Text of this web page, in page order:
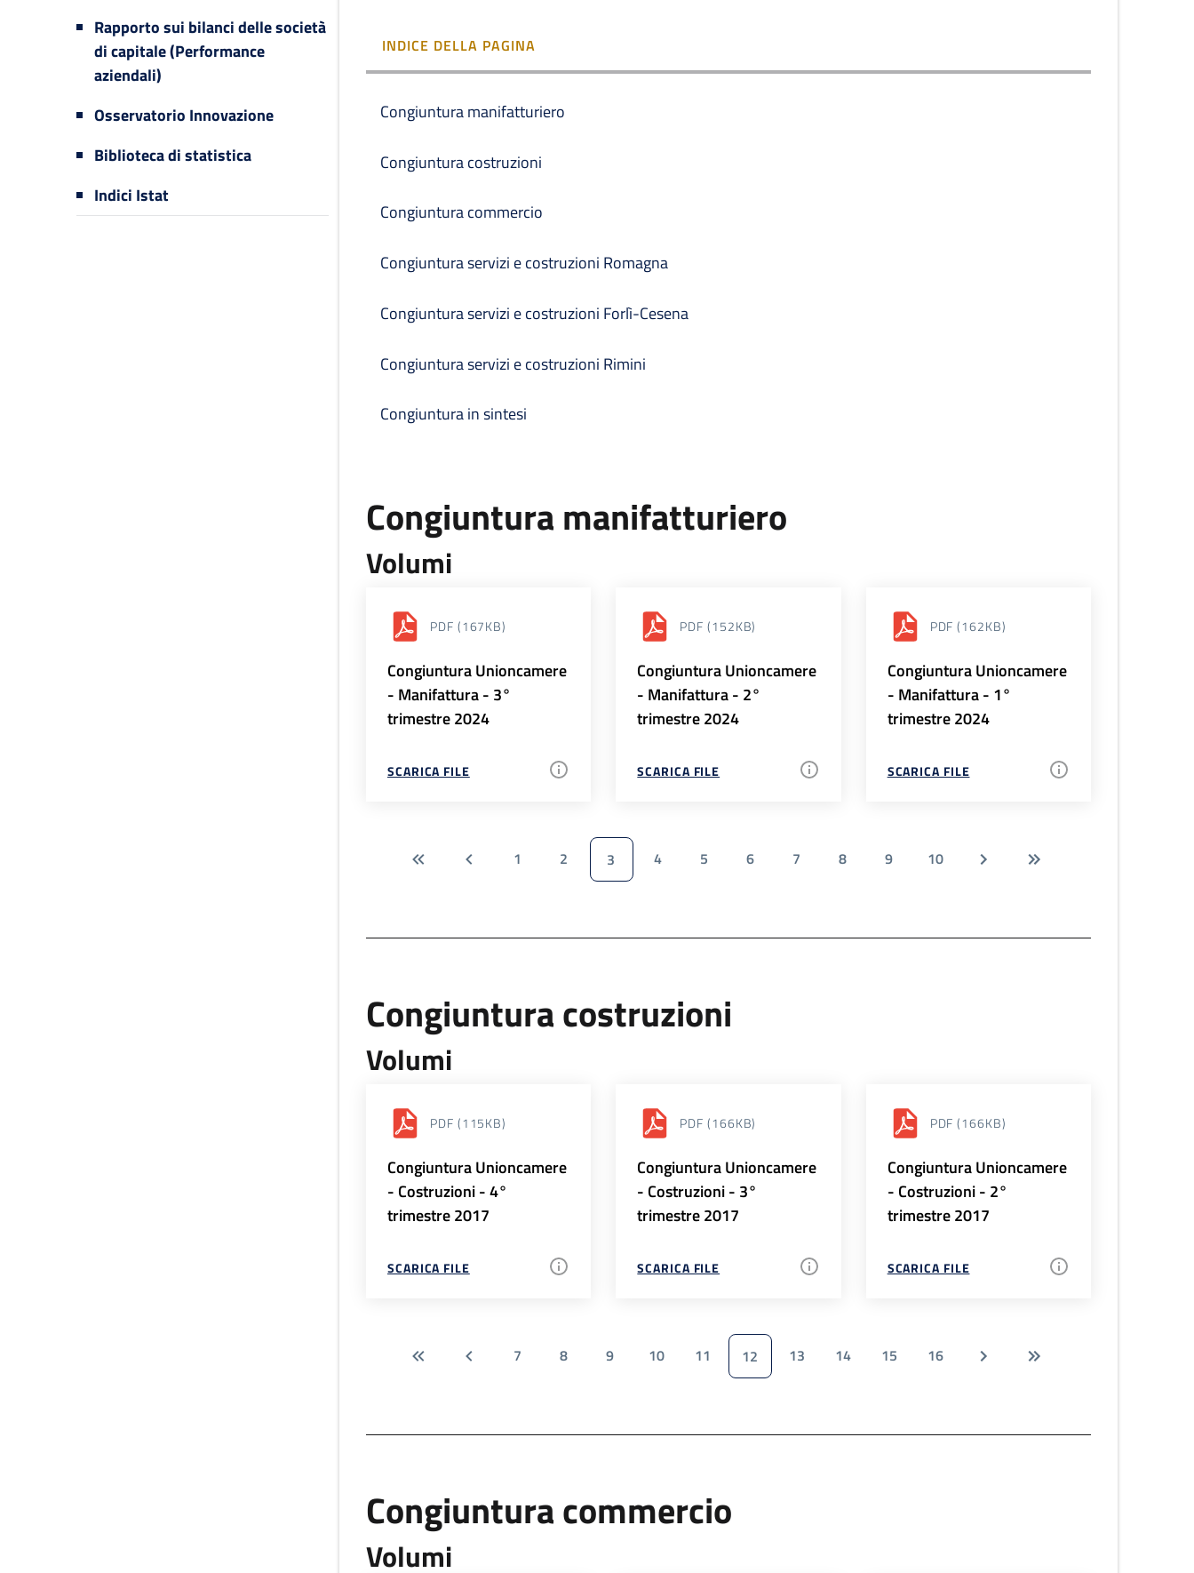
Rapporto sui bilanci delle società
di capitale (Performance
aziendali)
Osservatorio Innovazione
Biblioteca di statistica
Indici Istat
INDICE DELLA PAGINA
Congiuntura manifatturiero
Congiuntura costruzioni
Congiuntura commercio
Congiuntura servizi e costruzioni Romagna
Congiuntura servizi e costruzioni Forlì-Cesena
Congiuntura servizi e costruzioni Rimini
Congiuntura in sintesi
Congiuntura manifatturiero
Volumi
PDF (167KB)
Congiuntura Unioncamere
- Manifattura - 3°
trimestre 2024
SCARICA FILE
PDF (152KB)
Congiuntura Unioncamere
- Manifattura - 2°
trimestre 2024
SCARICA FILE
PDF (162KB)
Congiuntura Unioncamere
- Manifattura - 1°
trimestre 2024
SCARICA FILE
1 2 3 4 5 6 7 8 9 10
Congiuntura costruzioni
Volumi
PDF (115KB)
Congiuntura Unioncamere
- Costruzioni - 4°
trimestre 2017
SCARICA FILE
PDF (166KB)
Congiuntura Unioncamere
- Costruzioni - 3°
trimestre 2017
SCARICA FILE
PDF (166KB)
Congiuntura Unioncamere
- Costruzioni - 2°
trimestre 2017
SCARICA FILE
7 8 9 10 11 12 13 14 15 16
Congiuntura commercio
Volumi